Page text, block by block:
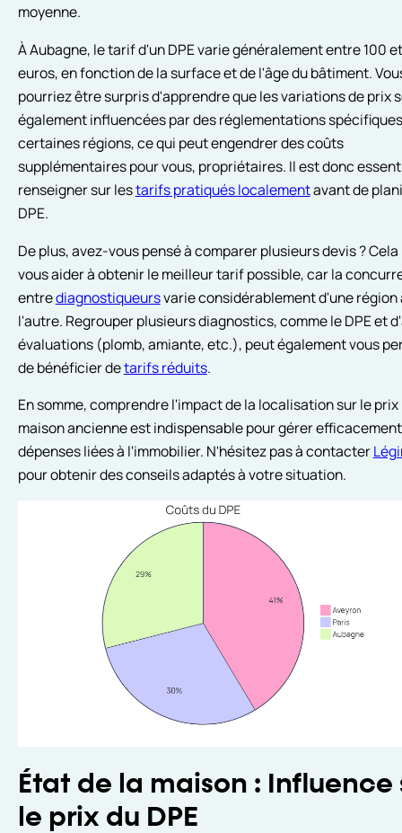
moyenne.
À Aubagne, le tarif d'un DPE varie généralement entre 100
euros, en fonction de la surface et de l'âge du bâtiment.
pourriez être surpris d'apprendre que les variations de prix
également influencées par des réglementations
certaines régions, ce qui peut engendrer des coûts
supplémentaires pour vous, propriétaires. Il est donc
renseigner sur lestarifs pratiqués localementavant de
DPE.
De plus, avez-vous pensé à comparer plusieurs devis ?
vous aider à obtenir le meilleur tarif possible, car la
entrediagnostiqueursvarie considérablement d'une région
l'autre. Regrouper plusieurs diagnostics, comme le DPE et
évaluations (plomb, amiante, etc.), peut également vous
de bénéficier detarifs réduits.
En somme, comprendre l'impact de la localisation sur le prix
maison ancienne est indispensable pour gérer
dépenses liées à l'immobilier. N'hésitez pas à contacter
pour obtenir des conseils adaptés à votre situation.
État de la maison : Influence
le prix du DPE